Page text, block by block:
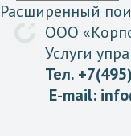
Расширенный
ООО «
Услуги
Тел.
E-mail: